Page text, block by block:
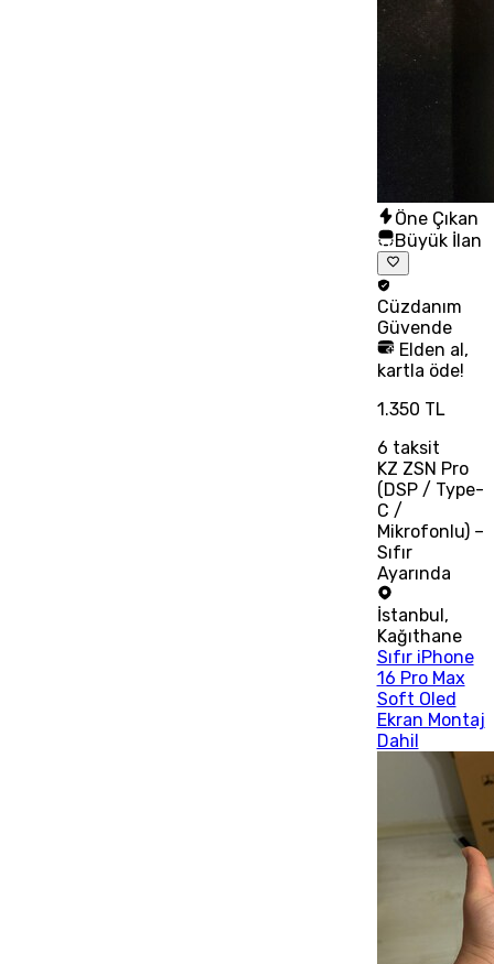
Öne Çıkan
Büyük İlan
Cüzdanım
Güvende
Elden al,
kartla öde!
1.350 TL
6 taksit
KZ ZSN Pro
(DSP / Type-
C /
Mikrofonlu) –
Sıfır
Ayarında
İstanbul,
Kağıthane
Sıfır iPhone
16 Pro Max
Soft Oled
Ekran Montaj
Dahil